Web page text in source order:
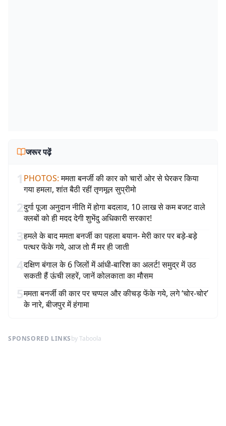
जरूर पढ़ें
1 PHOTOS: ममता बनर्जी की कार को चारों ओर से घेरकर किया
गया हमला, शांत बैठी रहीं तृणमूल सुप्रीमो
2दुर्गा पूजा अनुदान नीति में होगा बदलाव, 10 लाख से कम बजट वाले
क्लबों को ही मदद देगी शुभेंदु अधिकारी सरकार!
3हमले के बाद ममता बनर्जी का पहला बयान- मेरी कार पर बड़े-बड़े
पत्थर फेंके गये, आज तो मैं मर ही जाती
4दक्षिण बंगाल के 6 जिलों में आंधी-बारिश का अलर्ट! समुद्र में उठ
सकती हैं ऊंची लहरें, जानें कोलकाता का मौसम
5ममता बनर्जी की कार पर चप्पल और कीचड़ फेंके गये, लगे ‘चोर-चोर’
के नारे, बीजपुर में हंगामा
SPONSORED LINKSby Taboola